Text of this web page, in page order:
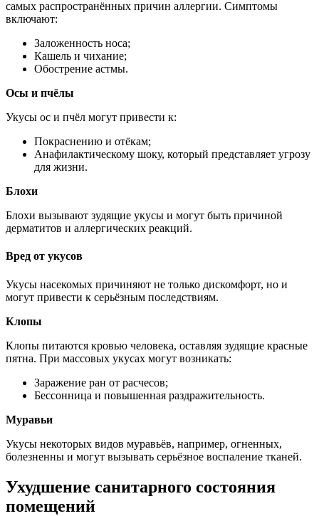
самых распространённых причин аллергии. Симптомы
включают:
Заложенность носа;
Кашель и чихание;
Обострение астмы.
Осы и пчёлы
Укусы ос и пчёл могут привести к:
Покраснению и отёкам;
Анафилактическому шоку, который представляет угрозу
для жизни.
Блохи
Блохи вызывают зудящие укусы и могут быть причиной
дерматитов и аллергических реакций.
Вред от укусов
Укусы насекомых причиняют не только дискомфорт, но и
могут привести к серьёзным последствиям.
Клопы
Клопы питаются кровью человека, оставляя зудящие красные
пятна. При массовых укусах могут возникать:
Заражение ран от расчесов;
Бессонница и повышенная раздражительность.
Муравьи
Укусы некоторых видов муравьёв, например, огненных,
болезненны и могут вызывать серьёзное воспаление тканей.
Ухудшение санитарного состояния
помещений